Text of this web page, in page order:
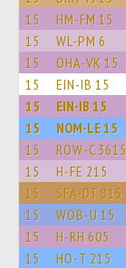
15 HM-FM 15
15 WL-PM 6
15 OHA-VK 15
15 EIN-IB 15
15 EIN-IB 15
15 NOM-LE 15
15 ROW-C 3615
15 H-FE 215
15 SFA-DT 815
15 WOB-U 15
15 H-RH 605
15 HO-T 215